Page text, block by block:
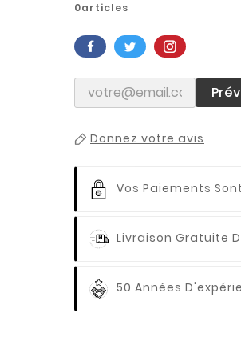
0articles
Donnez votre avis
Vos Paiements
Livraison Gratuite
50 Années